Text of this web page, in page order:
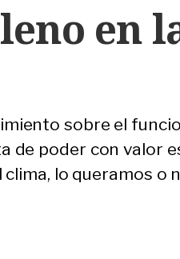
en
sobre el
de poder con valor
lo queramos o